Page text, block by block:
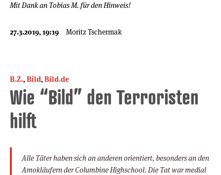
Mit Dank an Tobias M. für den Hinweis!
27.3.2019, 19:19 Moritz Tschermak
B.Z.,Bild,Bild.de
Wie “Bild” den Terroristen
hilft
Alle Täter haben sich an anderen orientiert, besonders an den
Amokläufern der Columbine Highschool. Die Tat war medial